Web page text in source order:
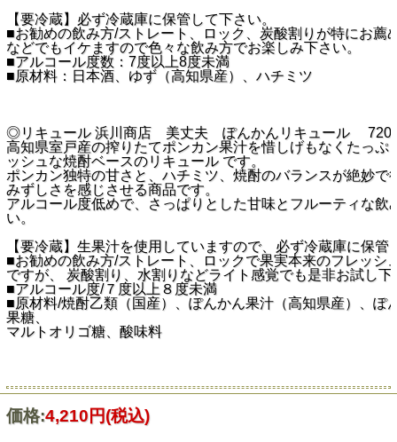
【要冷蔵】必ず冷蔵庫に保管して下さい。
■お勧めの飲み方/ストレート、ロック、炭酸割りが特にお薦
などでもイケますので色々な飲み方でお楽しみ下さい。
■アルコール度数：7度以上8度未満
■原材料：日本酒、ゆず（高知県産）、ハチミツ
◎リキュール 浜川商店 美丈夫 ぽんかんリキュール
高知県室戸産の搾りたてポンカン果汁を惜しげもなくたっぷ
ッシュな焼酎ベースのリキュール です。
ポンカン独特の甘さと、ハチミツ、焼酎のバランスが絶妙で
みずしさを感じさせる商品です。
アルコール度低めで、さっぱりとした甘味とフルーティな飲
い。
【要冷蔵】生果汁を使用していますので、必ず冷蔵庫に保管
■お勧めの飲み方/ストレート、ロックで果実本来のフレッシ
ですが、 炭酸割り、水割りなどライト感覚でも是非お試し下
■アルコール度/７度以上８度未満
■原材料/焼酎乙類（国産）、ぽんかん果汁（高知県産）、ぽ
果糖、
マルトオリゴ糖、酸味料
価格:4,210円(税込)